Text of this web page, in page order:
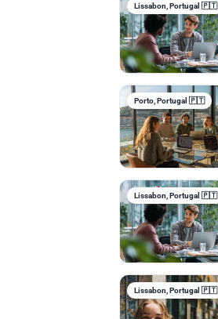
Lissabon, Portugal 🇵🇹
Porto, Portugal 🇵🇹
Lissabon, Portugal 🇵🇹
Lissabon, Portugal 🇵🇹